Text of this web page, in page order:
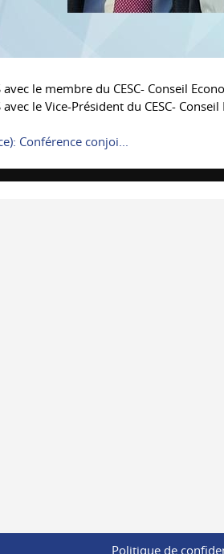
avec le membre du CESC- Conseil
avec le Vice-Président du CESC-
Conférence conjoi...
Politique de